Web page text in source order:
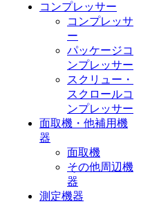
コンプレッサー
コンプレッサ
ー
パッケージコ
ンプレッサー
スクリュー・
スクロールコ
ンプレッサー
面取機・他補用機
器
面取機
その他周辺機
器
測定機器